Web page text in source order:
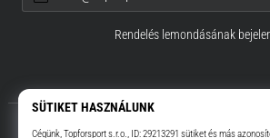
Rólunk
Rendelés lemondásának